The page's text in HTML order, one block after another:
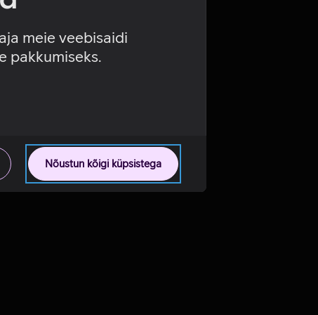
meie veebisaidi
pakkumiseks.
Nõustun kõigi küpsistega